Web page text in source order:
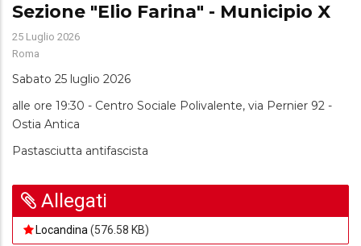
Sezione "Elio Farina" - Municipio X
25 Luglio 2026
Roma
Sabato 25 luglio 2026
alle ore 19:30 - Centro Sociale Polivalente, via Pernier 92 -
Ostia Antica
Pastasciutta antifascista
Allegati
Locandina (576.58 KB)